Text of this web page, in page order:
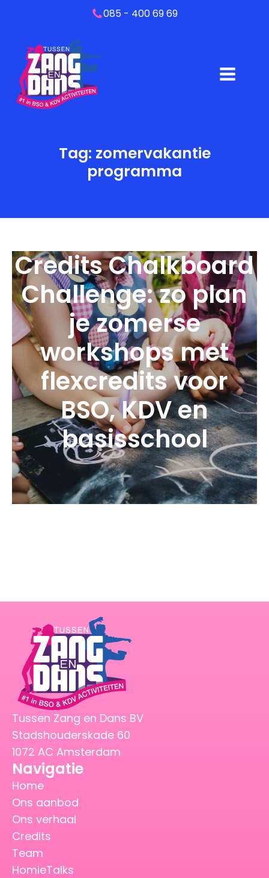
085 - 400 69 69
Tag: zomervakantie
programma
Credits Chalkboard
Challenge: zo plan
je zomerse
workshops met
flexcredits voor
BSO, KDV en
basisschool
Tussen Zang en Dans BV
Stadshouderskade 60
1072 AC Amsterdam
Navigatie
Home
Ons aanbod
Ons verhaal
Credits
Team
HomieTalks